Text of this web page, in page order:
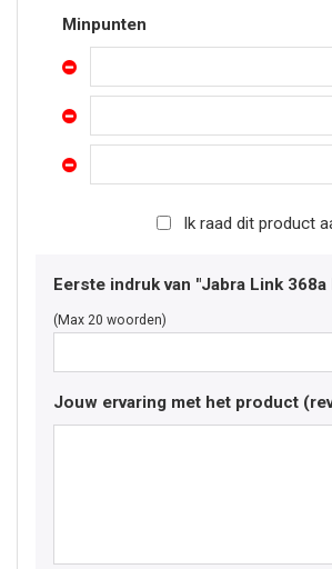
Minpunten
Ik raad dit product
Eerste indruk van "Jabra Link 368a
(Max 20 woorden)
Jouw ervaring met het product